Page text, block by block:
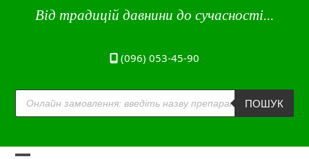
Від традицій давнини до сучасності...
(096) 053-45-90
Пошук
товарів ПОШУК